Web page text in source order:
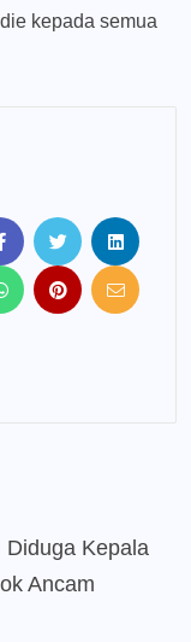
kepada semua
Diduga Kepala
Ancam